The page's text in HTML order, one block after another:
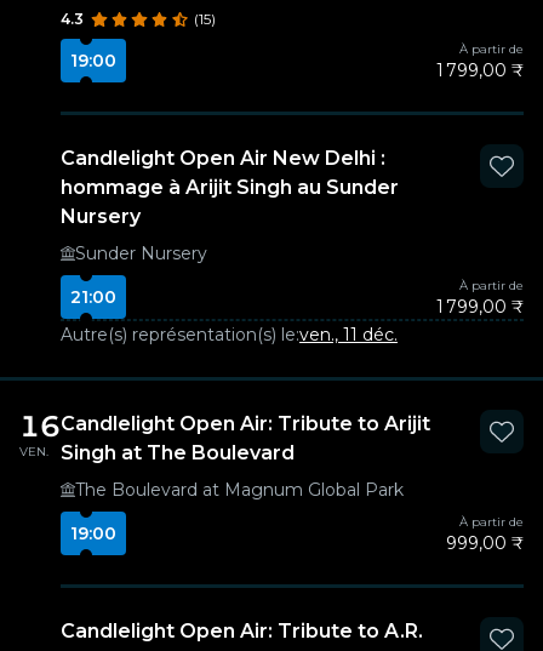
4.3 (15)
19:00
À partir de
1 799,00 ₹
Candlelight Open Air New Delhi :
hommage à Arijit Singh au Sunder
Nursery
Sunder Nursery
21:00
À partir de
1 799,00 ₹
Autre(s) représentation(s) le:ven., 11 déc.
16
VEN.
Candlelight Open Air: Tribute to Arijit
Singh at The Boulevard
The Boulevard at Magnum Global Park
19:00
À partir de
999,00 ₹
Candlelight Open Air: Tribute to A.R.